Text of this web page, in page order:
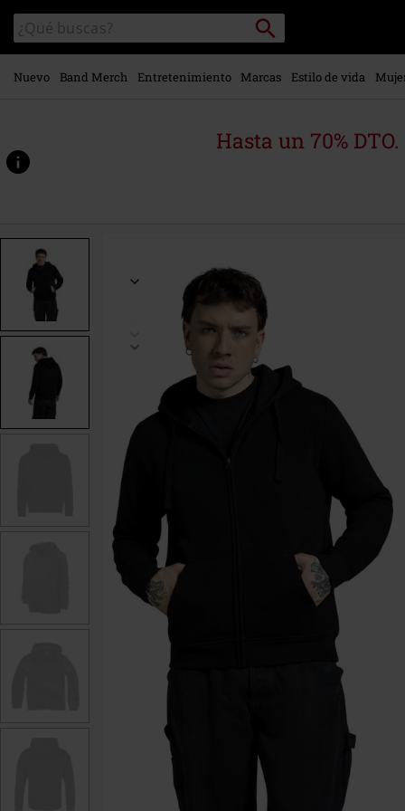
contenido
principal
Buscar
en
el
catálogo
Buscar
Nuevo Band Merch Entretenimiento Marcas Estilo de vida
Hasta un 70%
www.emp-
p/mask-
251900.html